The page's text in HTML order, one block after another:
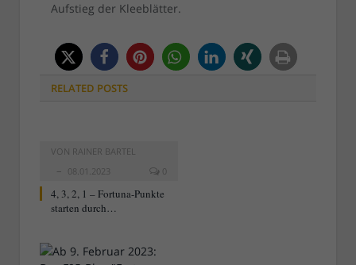
Aufstieg der Kleeblätter.
RELATED POSTS
VON RAINER BARTEL
08.01.2023
0
4, 3, 2, 1 – Fortuna-Punkte
starten durch…